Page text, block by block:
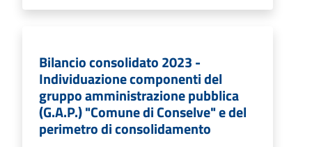
Bilancio consolidato 2023 -
Individuazione componenti del
gruppo amministrazione pubblica
(G.A.P.) "Comune di Conselve" e del
perimetro di consolidamento